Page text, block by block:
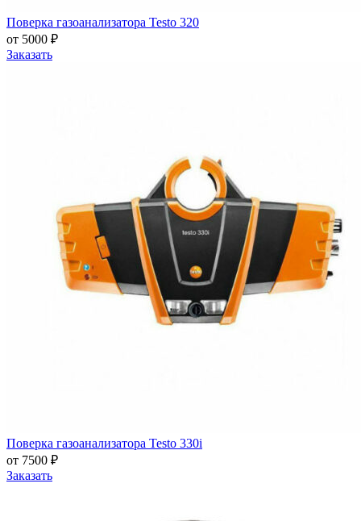
Поверка газоанализатора Testo 320
от 5000 ₽
Заказать
Поверка газоанализатора Testo 330i
от 7500 ₽
Заказать